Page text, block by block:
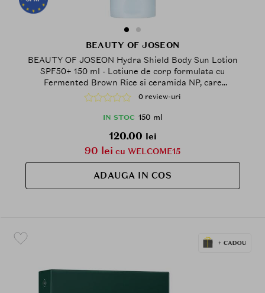
BEAUTY OF JOSEON
BEAUTY OF JOSEON Hydra Shield Body Sun Lotion
SPF50+ 150 ml - Lotiune de corp formulata cu
Fermented Brown Rice si ceramida NP, care
contribuie la hidratarea pielii si la metinerea
barierei cutanate
0 review-uri
IN STOC 150 ml
120.00 lei
90 lei cu WELCOME15
ADAUGA IN COS